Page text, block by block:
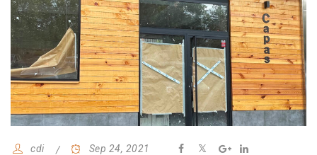
cdi Sep 24, 2021